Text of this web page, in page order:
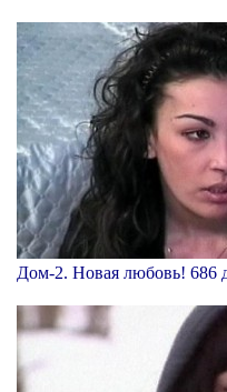
Дом-2. Новая любовь! 686